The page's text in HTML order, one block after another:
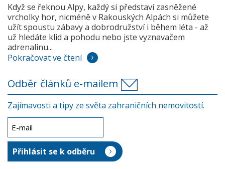
Když se řeknou Alpy, každý si představí zasněžené
vrcholky hor, nicméně v Rakouských Alpách si můžete
užít spoustu zábavy a dobrodružství i během léta - až
už hledáte klid a pohodu nebo jste vyznavačem
adrenalinu...
Pokračovat ve čtení
Odběr článků e-mailem
Zajímavosti a tipy ze světa zahraničních nemovitostí.